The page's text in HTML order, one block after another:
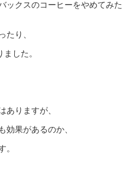
ックスのコーヒーをやめてみた
たり、
した。
ありますが、
効果があるのか、
。